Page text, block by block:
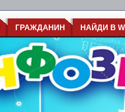
ГРАЖДАНИН НАЙДИ В